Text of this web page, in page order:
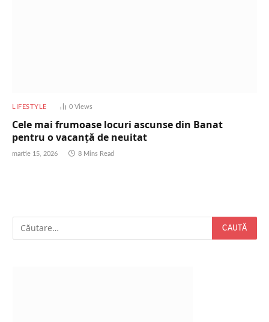
LIFESTYLE 0 Views
Cele mai frumoase locuri ascunse din Banat
pentru o vacanță de neuitat
martie 15, 2026 8 Mins Read